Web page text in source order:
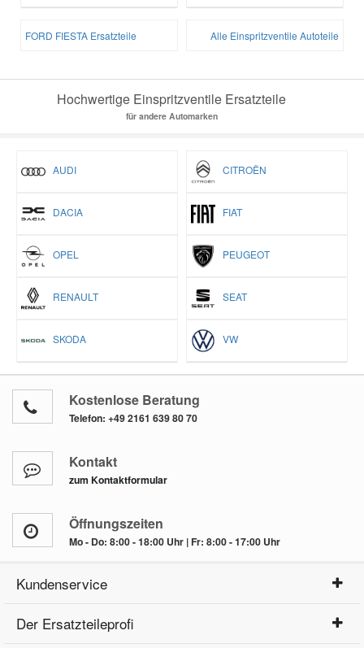
FORD FIESTA Ersatzteile Alle Einspritzventile Autoteile
Hochwertige Einspritzventile Ersatzteile
für andere Automarken
AUDI CITROËN
DACIA FIAT
OPEL PEUGEOT
RENAULT SEAT
SKODA VW
Kostenlose Beratung
Telefon: +49 2161 639 80 70
Kontakt
zum Kontaktformular
Öffnungszeiten
Mo - Do: 8:00 - 18:00 Uhr | Fr: 8:00 - 17:00 Uhr
Kundenservice
Der Ersatzteileprofi